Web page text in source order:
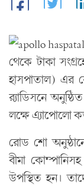
থেকে টাকা
হাসপাতাল) এর
র‌্যাডিসনে
লক্ষে এ্যাপোলো
রোড শো অনুষ্ঠানে
বীমা কোম্পানিসহ
উপস্থিত হন।